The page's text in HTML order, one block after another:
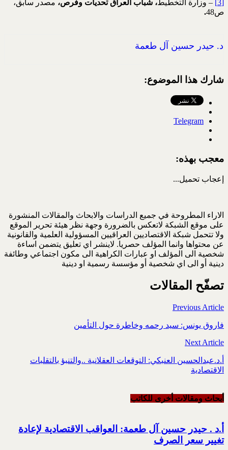
– وزارة التخطيط، شباب العراق تحديات وفرص، مصدر سابق،
ص48
.
د. حيدر حسين آل طعمة
شارك هذا الموضوع:
Telegram
معجب بهذه:
إعجاب تحميل...
الاراء المطروحة في جميع الدراسات والابحاث والمقالات المنشورة
على موقع الشبكة لاتعكس بالضرورة وجهة نظر هيئة تحرير الموقع
ولا تتحمل شبكة الاقتصاديين العراقيين المسؤولية العلمية والقانونية
عن محتواها وانما المؤلف حصريا. لاينشر اي تعليق يتضمن اساءة
شخصية الى المؤلف او عبارات الكراهية الى مكون اجتماعي وطائفة
دينية أو الى اي شخصية أو مؤسسة رسمية او دينية
تصفّح المقالات
Previous Article
فاروق يونس: سيد رحمه وخاطرة حول التأمين
Next Article
أ.د.عبدالحسين العنبكي: التوقعات العقلانية ..والتنبؤ بالتقلبات
الاقتصادية
أبحاث ومقالات أخرى للکاتب
أ.د . حيدر حسين آل طعمة: العواقب الاقتصادية لإعادة
تغيير سعر الصرف